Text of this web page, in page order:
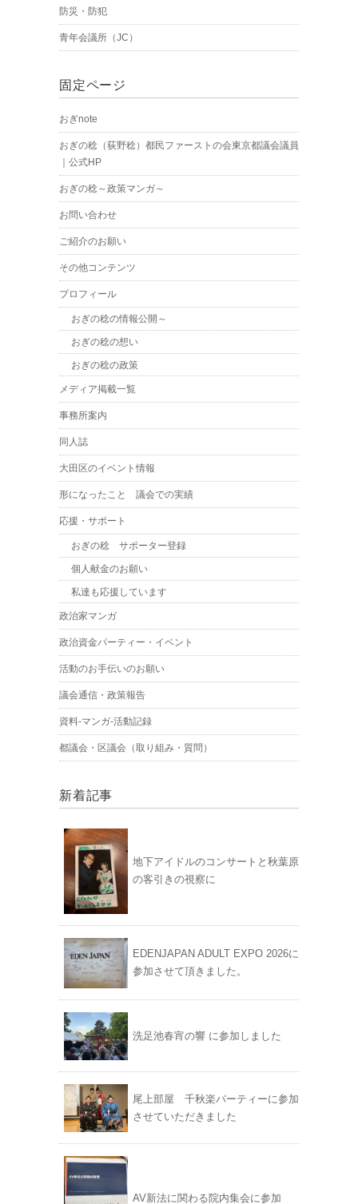
防災・防犯
青年会議所（JC）
固定ページ
おぎnote
おぎの稔（荻野稔）都民ファーストの会東京都議会議員
｜公式HP
おぎの稔～政策マンガ～
お問い合わせ
ご紹介のお願い
その他コンテンツ
プロフィール
おぎの稔の情報公開～
おぎの稔の想い
おぎの稔の政策
メディア掲載一覧
事務所案内
同人誌
大田区のイベント情報
形になったこと 議会での実績
応援・サポート
おぎの稔 サポーター登録
個人献金のお願い
私達も応援しています
政治家マンガ
政治資金パーティー・イベント
活動のお手伝いのお願い
議会通信・政策報告
資料-マンガ-活動記録
都議会・区議会（取り組み・質問）
新着記事
地下アイドルのコンサートと秋葉原
の客引きの視察に
EDENJAPAN ADULT EXPO 2026に
参加させて頂きました。
洗足池春宵の響 に参加しました
尾上部屋 千秋楽パーティーに参加
させていただきました
AV新法に関わる院内集会に参加